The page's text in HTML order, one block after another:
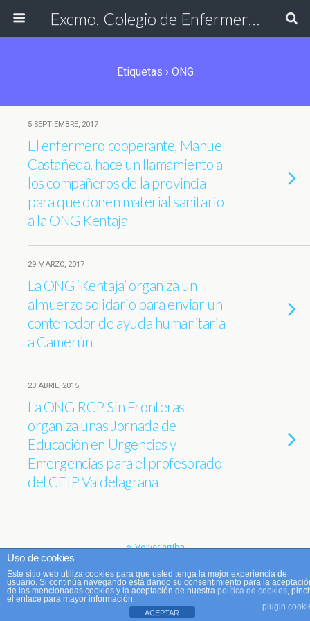
Excmo. Colegio de Enfermería de Cádiz
Etiquetas › ONG
5 SEPTIEMBRE, 2017
El enfermero cooperante, Manuel
Castañeda, hace un llamamiento a
los compañeros de la provincia
para que donen material sanitario
a la ONG Kentaja
29 MARZO, 2017
La ONG ‘Kentaja’ organiza un
almuerzo solidario para enviar un
contenedor de ayuda humanitaria
a Camerún
23 ABRIL, 2015
La ONG RCP Sin Fronteras
organiza unas Jornada de
Educación en Urgencias y
Emergencias para el profesorado
del CEIP Valdelagrana
Volver arriba
Móvil Escritorio
Uso de cookies
Este sitio web utiliza cookies para que usted tenga la mejor experiencia de
usuario. Si continúa navegando está dando su consentimiento para la
de las mencionadas cookies y la aceptación de nuestra política de cookies,
el enlace para mayor información.
plugin
ACEPTAR